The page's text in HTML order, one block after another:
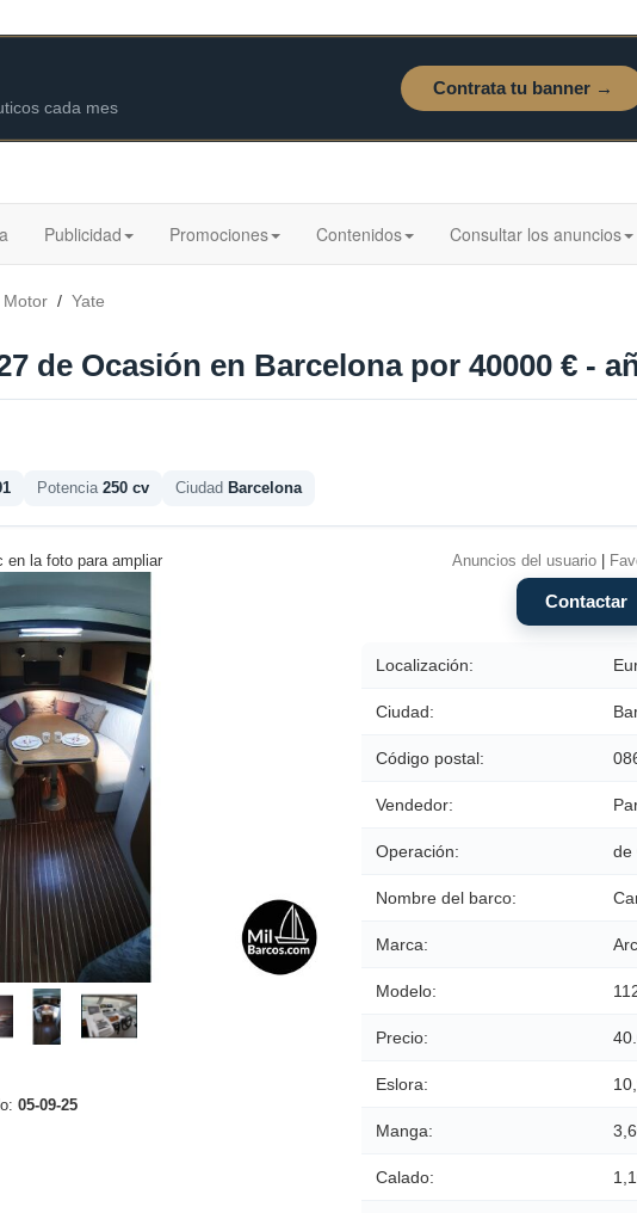
Publicidad Promociones Contenidos Consultar los anuncios
Motor / Yate
de Ocasión en Barcelona por 40000 € -
Potencia 250 cv Ciudad Barcelona
en la foto para ampliar
05-09-25
Anuncios del usuario|
Localización:
Ciudad:
Código postal:
Vendedor:
Operación: de
Nombre del barco:
Marca:
Modelo:
Precio:
Eslora:
Manga:
Calado: